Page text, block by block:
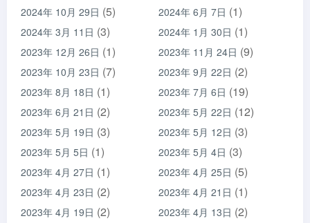
2024年 10月 29日 (5) 2024年 6月 7日 (1)
2024年 3月 11日 (3) 2024年 1月 30日 (1)
2023年 12月 26日 (1) 2023年 11月 24日 (9)
2023年 10月 23日 (7) 2023年 9月 22日 (2)
2023年 8月 18日 (1) 2023年 7月 6日 (19)
2023年 6月 21日 (2) 2023年 5月 22日 (12)
2023年 5月 19日 (3) 2023年 5月 12日 (3)
2023年 5月 5日 (1) 2023年 5月 4日 (3)
2023年 4月 27日 (1) 2023年 4月 25日 (5)
2023年 4月 23日 (2) 2023年 4月 21日 (1)
2023年 4月 19日 (2) 2023年 4月 13日 (2)